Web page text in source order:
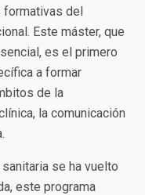
formativas del
Este máster, que
es el primero
a formar
de la
la comunicación
se ha vuelto
este programa